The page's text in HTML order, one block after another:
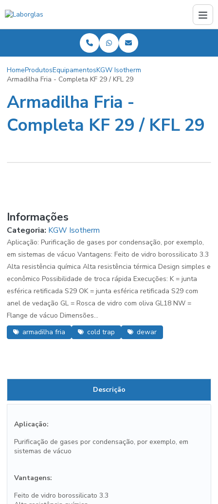
HomeProdutosEquipamentosKGW Isotherm
Armadilha Fria - Completa KF 29 / KFL 29
Armadilha Fria -
Completa KF 29 / KFL 29
Informações
Categoria: KGW Isotherm
Aplicação: Purificação de gases por condensação, por exemplo,
em sistemas de vácuo Vantagens: Feito de vidro borossilicato 3.3
Alta resistência química Alta resistência térmica Design simples e
econômico Possibilidade de troca rápida Execuções: K = junta
esférica retificada S29 OK = junta esférica retificada S29 com
anel de vedação GL = Rosca de vidro com oliva GL18 NW =
Flange de vácuo Dimensões...
armadilha fria
cold trap dewar
Descrição
Aplicação:
Purificação de gases por condensação, por exemplo, em
sistemas de vácuo
Vantagens:
Feito de vidro borossilicato 3.3